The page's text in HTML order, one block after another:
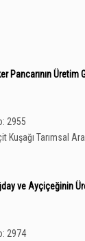
Pancarının Üretim
2955
Kuşağı Tarımsal
ve Ayçiçeğinin
2974